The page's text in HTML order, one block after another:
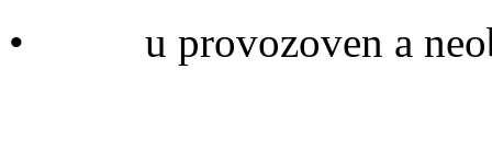
• u provozoven a